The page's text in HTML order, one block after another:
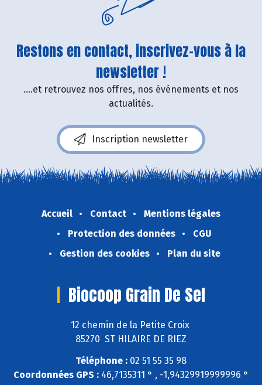
Restons en contact, inscrivez-vous à la
newsletter !
....et retrouvez nos offres, nos événements et nos
actualités.
Inscription newsletter
Accueil Contact
Mentions légales
Protection des données
CGU
Gestion des cookies
Plan du site
Biocoop Grain De Sel
12 chemin de la Petite Croix
85270 ST HILAIRE DE RIEZ
Téléphone : 02 51 55 35 98
Coordonnées GPS : 46,7135311 ° , -1,94329919999996 °